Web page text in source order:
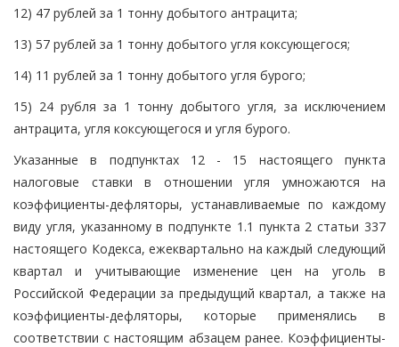
12) 47 рублей за 1 тонну добытого антрацита;
13) 57 рублей за 1 тонну добытого угля коксующегося;
14) 11 рублей за 1 тонну добытого угля бурого;
15) 24 рубля за 1 тонну добытого угля, за исключением
антрацита, угля коксующегося и угля бурого.
Указанные в подпунктах 12 - 15 настоящего пункта
налоговые ставки в отношении угля умножаются на
коэффициенты-дефляторы, устанавливаемые по каждому
виду угля, указанному в подпункте 1.1 пункта 2 статьи 337
настоящего Кодекса, ежеквартально на каждый следующий
квартал и учитывающие изменение цен на уголь в
Российской Федерации за предыдущий квартал, а также на
коэффициенты-дефляторы, которые применялись в
соответствии с настоящим абзацем ранее. Коэффициенты-